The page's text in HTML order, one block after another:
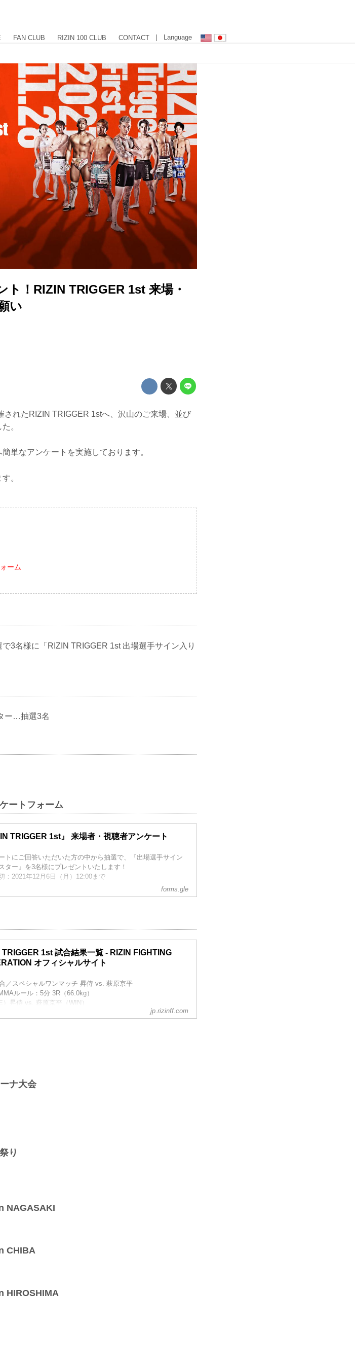
FAN CLUB RIZIN 100 CLUB CONTACT | Language
！RIZIN TRIGGER 1st 来場・
い
れたRIZIN TRIGGER 1stへ、沢山のご来場、並び
。
単なアンケートを実施しております。
。
ーム
3名様に「RIZIN TRIGGER 1st 出場選手サイン入り
ー…抽選3名
ートフォーム
TRIGGER 1st』 来場者・視聴者アンケート
トにご回答いただいた方の中から抽選で、『出場選手サイン
ター』を3名様にプレゼントいたします！
：2021年12月6日（月）12:00まで
forms.gle
TRIGGER 1st 試合結果一覧 - RIZIN FIGHTING
オフィシャルサイト
／スペシャルワンマッチ 昇侍 vs. 萩原京平
ルール：5分 3R（66.0kg）
）昇侍 vs. 萩原京平（WIN）
19秒 TKO（レフェリーストップ：スタンドパンチ）
／スペシャルワンマッチ ストラッサー...
jp.rizinff.com
ナ大会
り
NAGASAKI
CHIBA
HIROSHIMA